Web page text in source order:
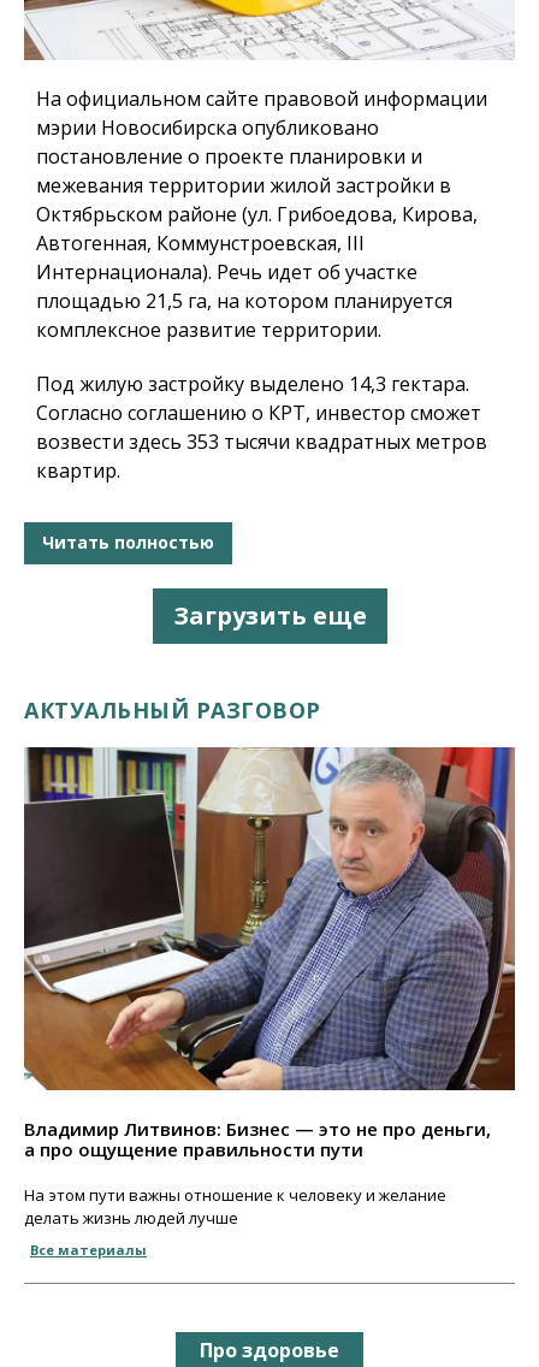
На официальном сайте правовой информации
мэрии Новосибирска опубликовано
постановление о проекте планировки и
межевания территории жилой застройки в
Октябрьском районе (ул. Грибоедова, Кирова,
Автогенная, Коммунстроевская, III
Интернационала). Речь идет об участке
площадью 21,5 га, на котором планируется
комплексное развитие территории.
Под жилую застройку выделено 14,3 гектара.
Согласно соглашению о КРТ, инвестор сможет
возвести здесь 353 тысячи квадратных метров
квартир.
Читать полностью
Загрузить еще
АКТУАЛЬНЫЙ РАЗГОВОР
Владимир Литвинов: Бизнес — это не про деньги,
а про ощущение правильности пути
На этом пути важны отношение к человеку и желание
делать жизнь людей лучше
Все материалы
Про здоровье